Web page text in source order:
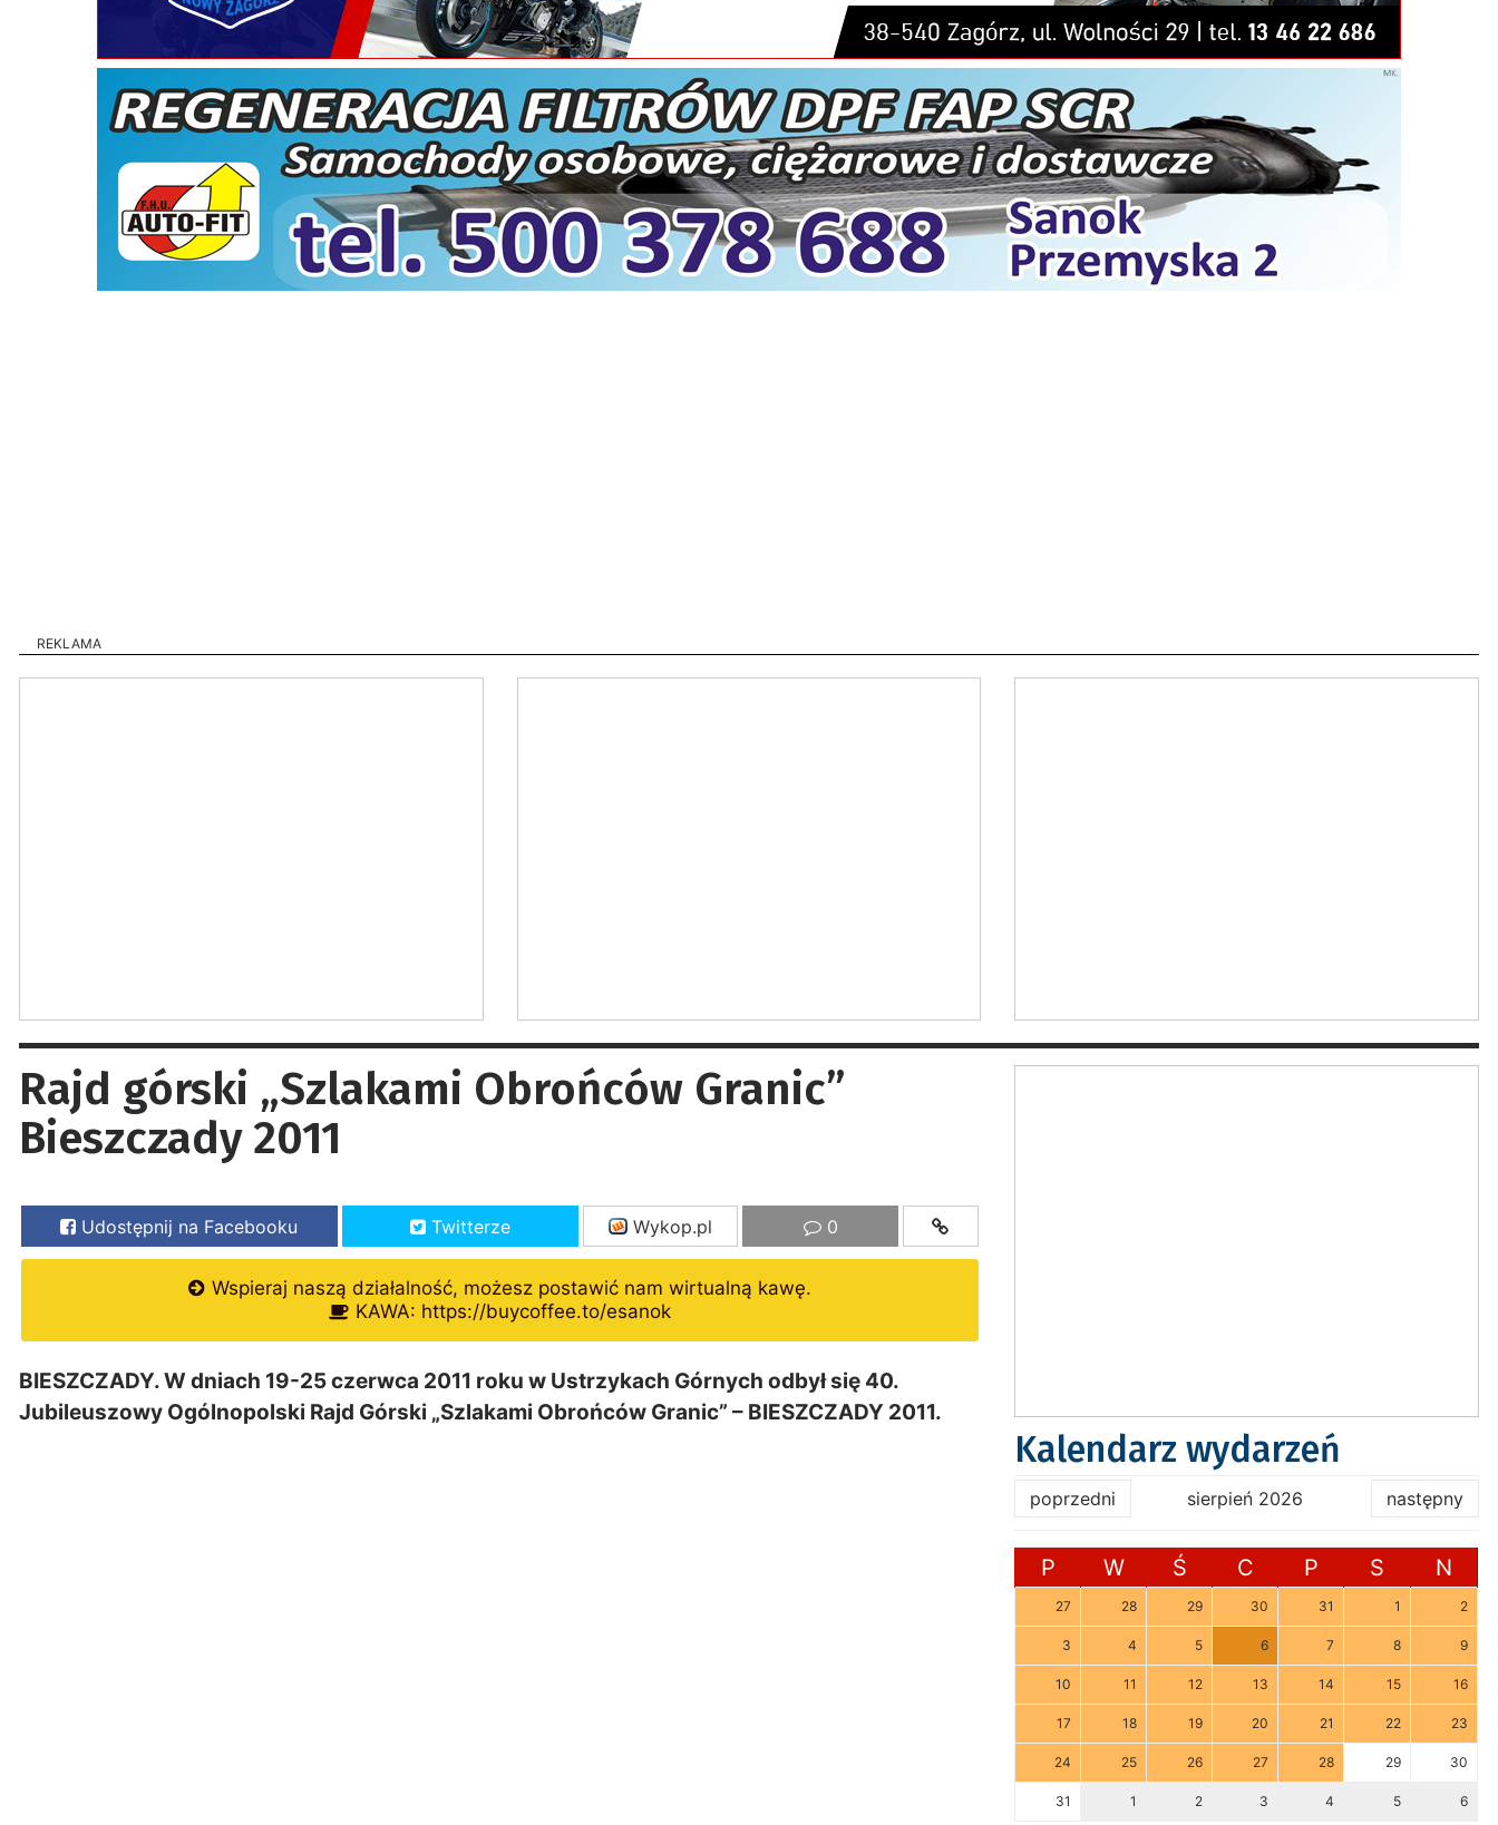
REKLAMA
Rajd górski „Szlakami Obrońców Granic”
Bieszczady 2011
Udostępnij na Facebooku Twitterze Wykop.pl 0
Wspieraj naszą działalność, możesz postawić nam wirtualną kawę.
KAWA: https://buycoffee.to/esanok
BIESZCZADY. W dniach 19-25 czerwca 2011 roku w Ustrzykach Górnych odbył się 40.
Jubileuszowy Ogólnopolski Rajd Górski „Szlakami Obrońców Granic” – BIESZCZADY 2011.
Kalendarz wydarzeń
poprzedni sierpień 2026 następny
P W Ś C P S N
27 28 29 30 31 1 2
3 4 5 6 7 8 9
10 11 12 13 14 15 16
17 18 19 20 21 22 23
24 25 26 27 28 29 30
31 1 2 3 4 5 6